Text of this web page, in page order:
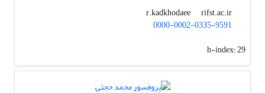
r.kadkhodaee
rifst.ac.ir
0000-0002-0335-9591
h-index:29